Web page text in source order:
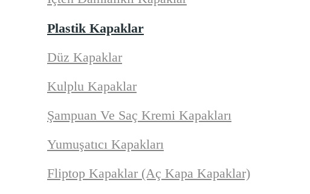
Plastik Kapaklar
Düz Kapaklar
Kulplu Kapaklar
Şampuan Ve Saç Kremi Kapakları
Yumuşatıcı Kapakları
Fliptop Kapaklar (Aç Kapa Kapaklar)